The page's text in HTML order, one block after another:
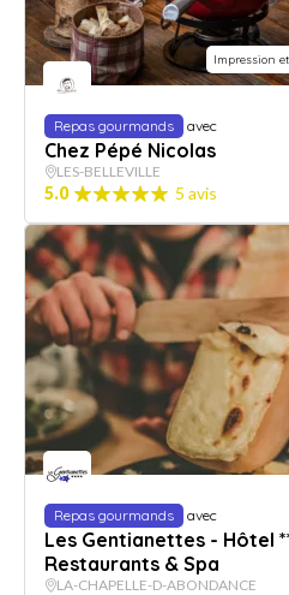
Impression
Repas gourmands avec
Chez Pépé Nicolas
LES-BELLEVILLE
5.0 5 avis
Repas gourmands avec
Les Gentianettes - Hôtel
Restaurants & Spa
LA-CHAPELLE-D-ABONDANCE